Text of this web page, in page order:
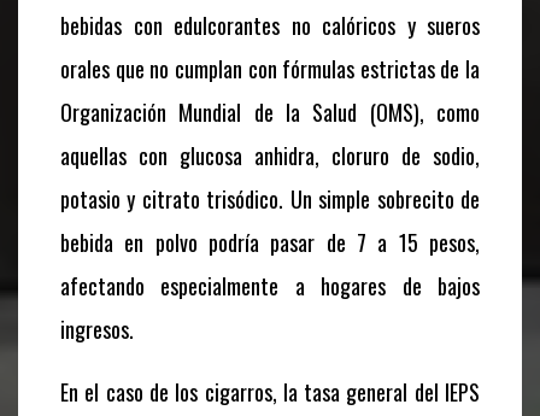
bebidas con edulcorantes no calóricos y sueros
orales que no cumplan con fórmulas estrictas de la
Organización Mundial de la Salud (OMS), como
aquellas con glucosa anhidra, cloruro de sodio,
potasio y citrato trisódico. Un simple sobrecito de
bebida en polvo podría pasar de 7 a 15 pesos,
afectando especialmente a hogares de bajos
ingresos.
En el caso de los cigarros, la tasa general del IEPS